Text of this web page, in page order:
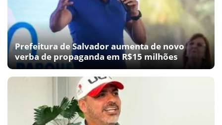
Prefeitura de Salvador aumenta de novo
verba de propaganda em R$15 milhões